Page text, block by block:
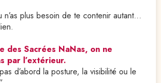
n’as plus besoin de te contenir autant…
des Sacrées NaNas, on ne
par l’extérieur.
d’abord la posture, la visibilité ou le